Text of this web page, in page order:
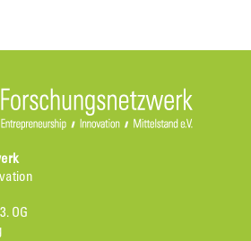
OG